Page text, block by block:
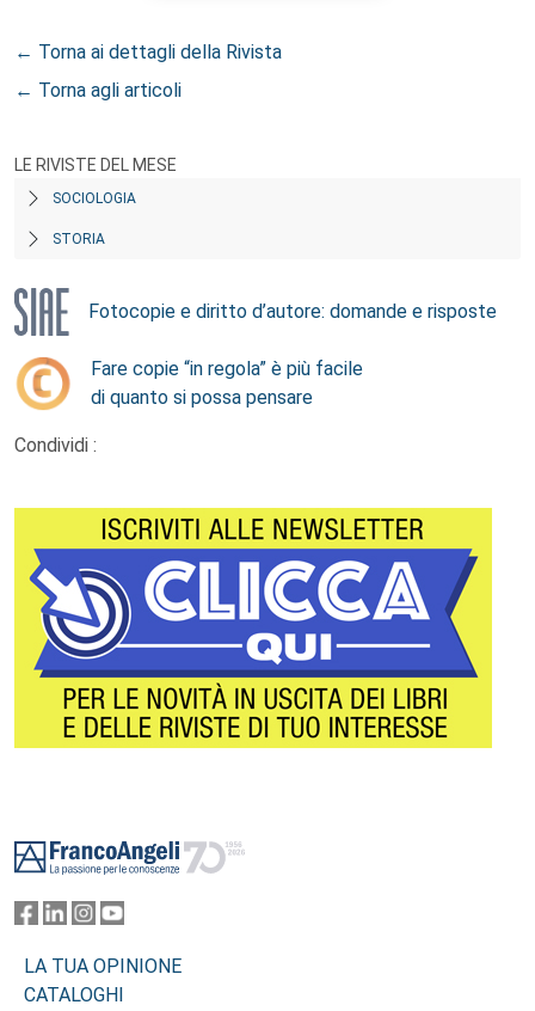
← Torna ai dettagli della Rivista
← Torna agli articoli
LE RIVISTE DEL MESE
SOCIOLOGIA
STORIA
Fotocopie e diritto d’autore: domande e risposte
Fare copie “in regola” è più facile
di quanto si possa pensare
Condividi :
LA TUA OPINIONE
CATALOGHI